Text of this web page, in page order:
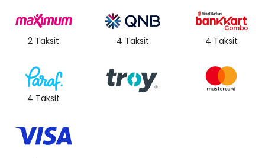
2 Taksit 4 Taksit 4 Taksit
4 Taksit